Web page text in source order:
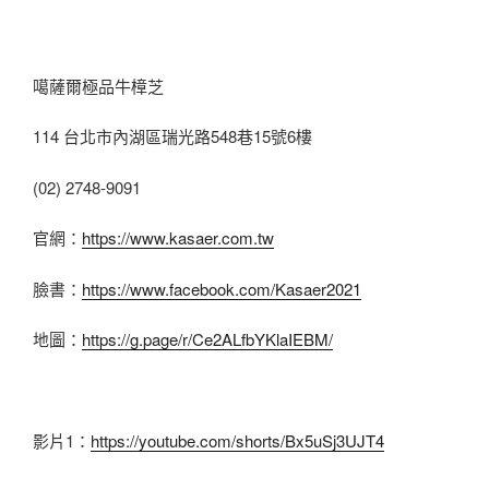
噶薩爾極品牛樟芝
114 台北市內湖區瑞光路548巷15號6樓
(02) 2748-9091
官網： https://www.kasaer.com.tw
臉書： https://www.facebook.com/Kasaer2021
地圖： https://g.page/r/Ce2ALfbYKlaIEBM/
影片1： https://youtube.com/shorts/Bx5uSj3UJT4